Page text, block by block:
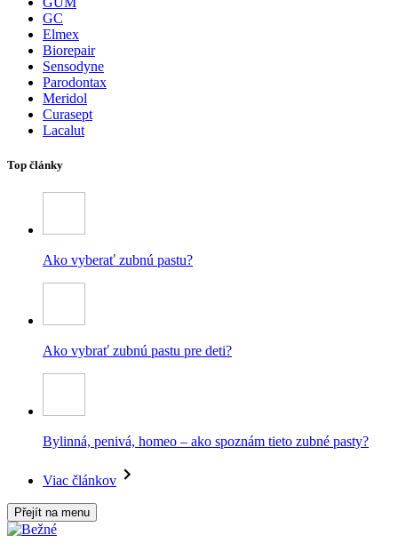
GC
Elmex
Biorepair
Sensodyne
Parodontax
Meridol
Curasept
Lacalut
Top články
Ako vyberať zubnú pastu?
Ako vybrať zubnú pastu pre deti?
Bylinná, penivá, homeo – ako spoznám tieto zubné pasty?
Viac článkov
Přejít na menu